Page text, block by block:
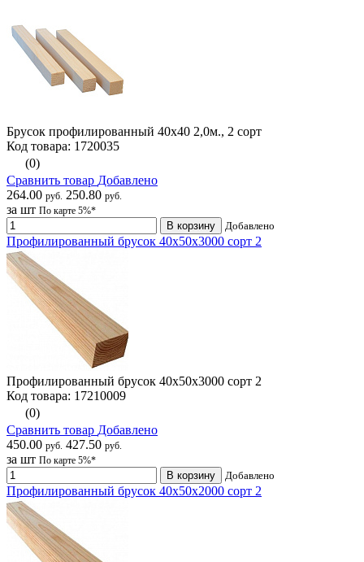
Брусок профилированный 40х40 2,0м., 2 сорт
Код товара: 1720035
(0)
Сравнить товар Добавлено
264.00 руб. 250.80 руб.
за шт По карте 5%*
В корзину Добавлено
Профилированный брусок 40х50х3000 сорт 2
Профилированный брусок 40х50х3000 сорт 2
Код товара: 17210009
(0)
Сравнить товар Добавлено
450.00 руб. 427.50 руб.
за шт По карте 5%*
В корзину Добавлено
Профилированный брусок 40х50х2000 сорт 2